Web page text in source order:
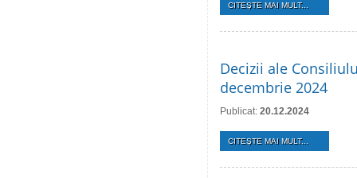
CITEŞTE MAI MULT...
Decizii ale
decembrie 2024
Publicat: 20.12.2024
CITEŞTE MAI MULT...